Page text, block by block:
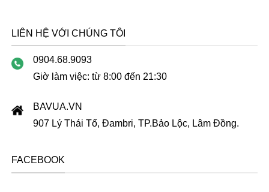
LIÊN HỆ VỚI CHÚNG TÔI
0904.68.9093
Giờ làm việc: từ 8:00 đến 21:30
BAVUA.VN
907 Lý Thái Tổ, Đambri, TP.Bảo Lộc, Lâm Đồng.
FACEBOOK